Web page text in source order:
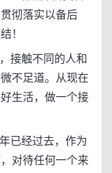
彻落实以备后
！
接触不同的人和
不足道。从现在
生活，做一个接
已经过去，作为
对待任何一个来